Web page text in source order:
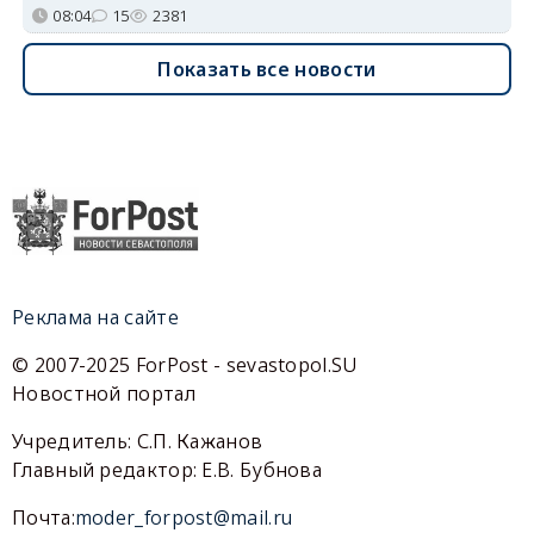
08:04 15 2381
Показать все новости
Реклама на сайте
© 2007-2025 ForPost - sevastopol.SU
Новостной портал
Учредитель: С.П. Кажанов
Главный редактор: Е.В. Бубнова
Почта:moder_forpost@mail.ru